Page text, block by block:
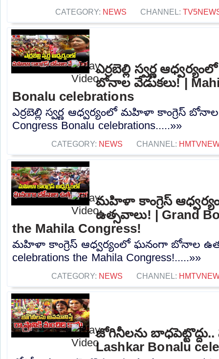
CATEGORY: NEWS CHANNEL:
ఎర్రబెల్లి స్వర్ణ
బోనాల వేడుకలు! |
Bonalu celebrations
ఎర్రబెల్లి స్వర్ణ ఆధ్వర్యంలో మహిళా కాంగ్రెస్ బోనాల
Congress Bonalu celebrations.....»»
CATEGORY: NEWS CHANNEL:
మహిళా కాంగ్రెస్
ఉత్సవాలు! | Grand
the Mahila Congress!
మహిళా కాంగ్రెస్ ఆధ్వర్యంలో ఘనంగా బోనాల
celebrations the Mahila Congress!.....»»
CATEGORY: NEWS CHANNEL:
జోగినీలను
Lashkar Bonalu